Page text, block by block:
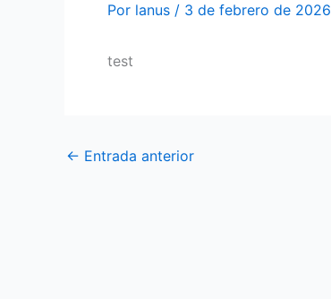
Por lanus / 3 de febrero de 2026
test
← Entrada anterior